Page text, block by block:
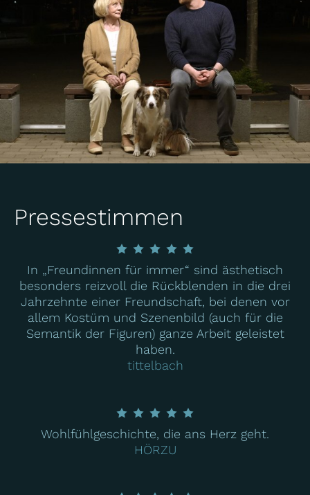
Pressestimmen
In „Freundinnen für immer“ sind ästhetisch
besonders reizvoll die Rückblenden in die drei
Jahrzehnte einer Freundschaft, bei denen vor
allem Kostüm und Szenenbild (auch für die
Semantik der Figuren) ganze Arbeit geleistet
haben.
tittelbach
Wohlfühlgeschichte, die ans Herz geht.
HÖRZU